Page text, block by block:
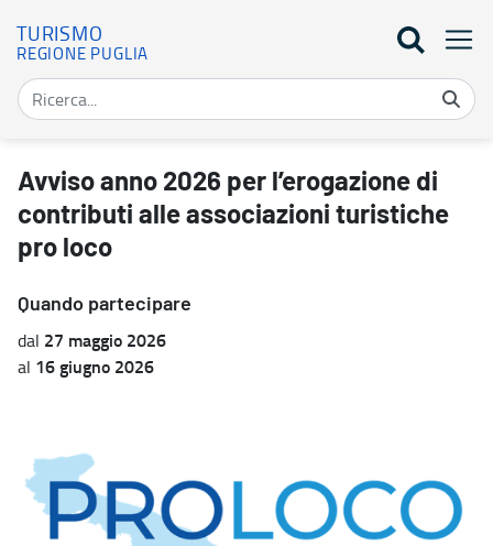
TURISMO
REGIONE PUGLIA
Avviso anno 2026 per l’erogazione di contributi alle associazioni
Avviso anno 2026 per l’erogazione di
contributi alle associazioni turistiche
pro loco
Quando partecipare
dal 27 maggio 2026
al 16 giugno 2026